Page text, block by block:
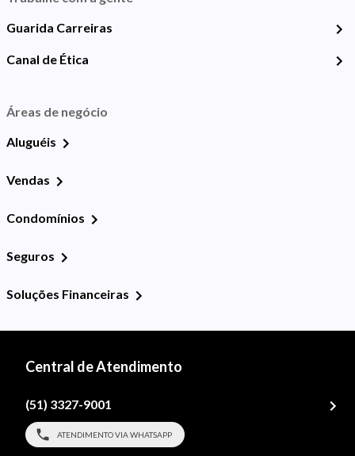
Guarida Carreiras
Canal de Ética
Áreas de negócio
Aluguéis
Vendas
Condomínios
Seguros
Soluções Financeiras
Central de Atendimento
(51) 3327-9001
ATENDIMENTO VIA WHATSAPP